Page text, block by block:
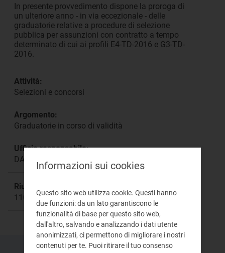
In presente provvedimento dispone la proroga di
un ulteriore anno - in via eccezionale - delle
graduatorie relative a procedure di selezione
pubblica per assunzioni con contratto a tempo
determinato di cui ai profili E4-TD-2016 e G3-TD-
2016.
Attività:
Selezioni e concorsi
Argomento:
Graduatorie in corso di validità
Ufficio responsabile:
DAGR Direzione Affari Generali e Risorse
Riunione:
1103
Informazioni sui cookies
Questo sito web utilizza cookie. Questi hanno
due funzioni: da un lato garantiscono le
funzionalità di base per questo sito web,
dall'altro, salvando e analizzando i dati utente
anonimizzati, ci permettono di migliorare i nostri
contenuti per te. Puoi ritirare il tuo consenso